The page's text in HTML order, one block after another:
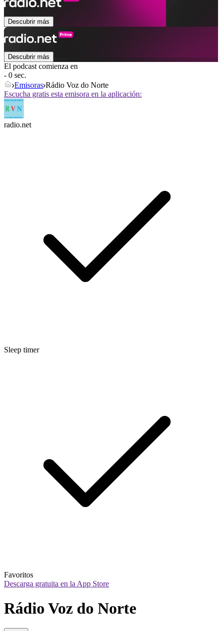
Descubrir más
Descubrir más
El podcast comienza en
- 0 sec.
Emisoras Rádio Voz do Norte
Escucha gratis esta emisora en la aplicación:
radio.net
Sleep timer
Favoritos
Descarga gratuita en la App Store
Rádio Voz do Norte